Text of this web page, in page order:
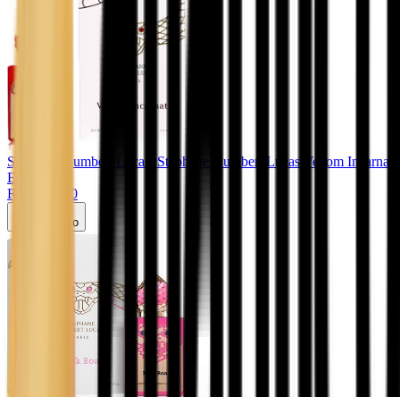
Stephane Humbert Lucas
. Stephane Humbert Lucas Venom Incarnat
Edp 50ml
R$ 1.450,00
Carrinho